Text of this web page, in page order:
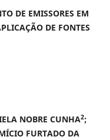
DE EMISSORES EM
DE FONTES
NOBRE CUNHA2;
FURTADO DA